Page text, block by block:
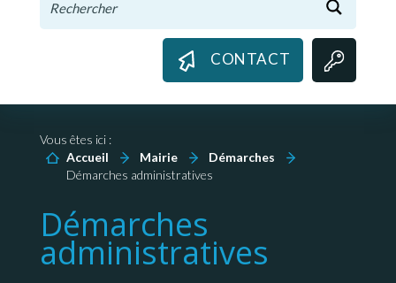
CONTACT
Vous êtes ici :
Accueil
Mairie
Démarches
Démarches administratives
Démarches
administratives